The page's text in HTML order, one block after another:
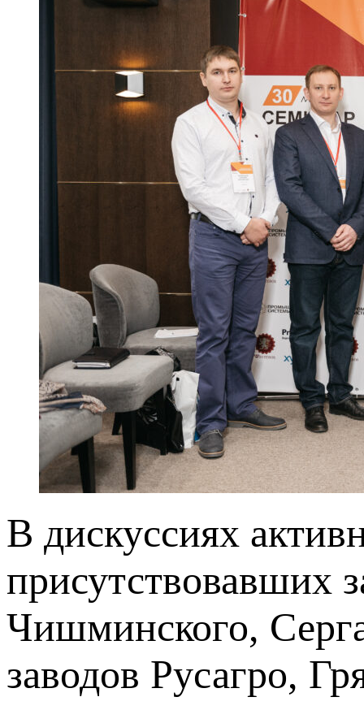
В дискуссиях
присутствовавших
Чишминского,
заводов Русагро,